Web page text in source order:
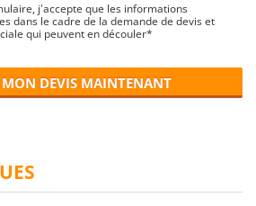
j'accepte que les informations
dans le cadre de la demande de devis et
qui peuvent en découler*
MON DEVIS MAINTENANT